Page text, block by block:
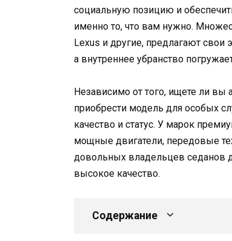
социальную позицию и
именно то, что вам нужно.
Lexus и другие, предлагают
а внутреннее убранство
Независимо от того, ищете ли вы
приобрести модель для особых
качество и статус. У марок
мощные двигатели, передовые
довольных владельцев седанов
высокое качество.
Содержание